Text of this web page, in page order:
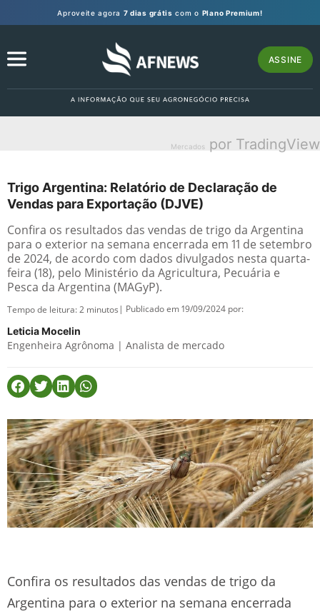
Aproveite agora 7 dias grátis com o Plano Premium!
ASSINE
Mercados por TradingView
Trigo Argentina: Relatório de Declaração de
Vendas para Exportação (DJVE)
Confira os resultados das vendas de trigo da Argentina
para o exterior na semana encerrada em 11 de setembro
de 2024, de acordo com dados divulgados nesta quarta-
feira (18), pelo Ministério da Agricultura, Pecuária e
Pesca da Argentina (MAGyP).
Tempo de leitura:2 minutos | Publicado em 19/09/2024 por:
Leticia Mocelin
Engenheira Agrônoma | Analista de mercado
Confira os resultados das vendas de trigo da
Argentina para o exterior na semana encerrada